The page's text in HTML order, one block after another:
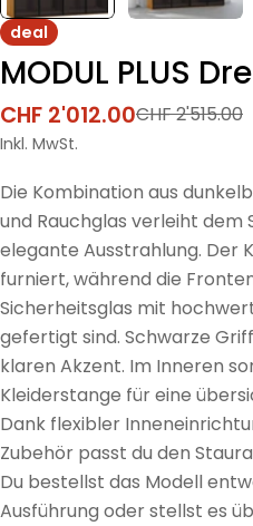
deal
MODUL PLUS
Verkaufspreis
CHF 2'012.00
Regulärer
Preis
CHF 2'515.00
Inkl. MwSt.
Die Kombination aus
und Rauchglas verleiht
elegante Ausstrahlung. Der
furniert, während die
Sicherheitsglas mit
gefertigt sind. Schwarze
klaren Akzent. Im Inneren
Kleiderstange für eine
Dank flexibler
Zubehör passt du den
Du bestellst das Modell
Ausführung oder stellst es